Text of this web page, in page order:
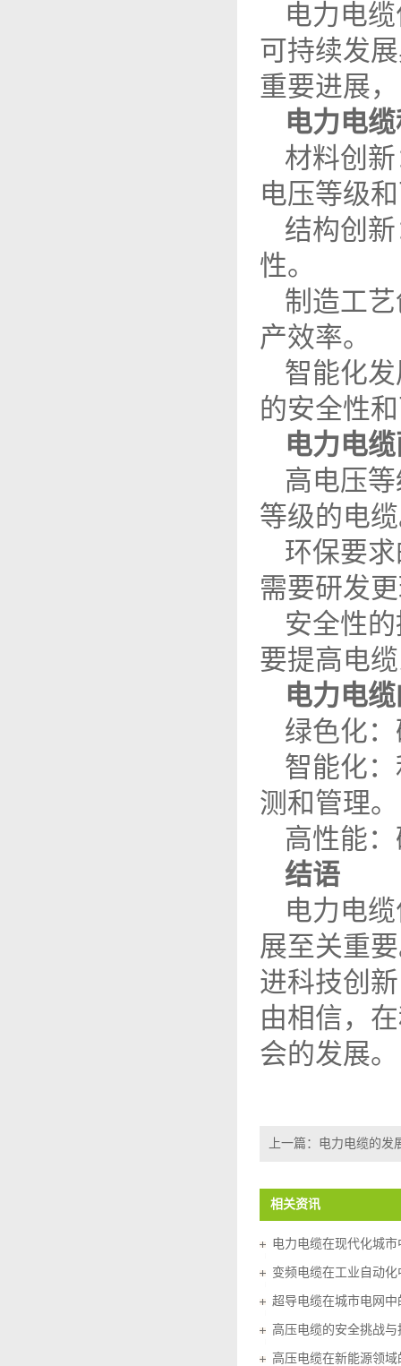
电力电缆
可持续发
重要进展
电力电
材料创
电压等级
结构创
性。
制造工
产效率。
智能化
的安全性
电力电
高电压
等级的电
环保要
需要研发
安全性
要提高电
电力电
绿色化
智能化
测和管理。
高性能
结语
电力电
展至关重
进科技创
由相信，
会的发展。
上一篇： 电力电缆的发
相关资讯
电力电缆在现代化城
变频电缆在工业自动
超导电缆在城市电网
高压电缆的安全挑战
高压电缆在新能源领